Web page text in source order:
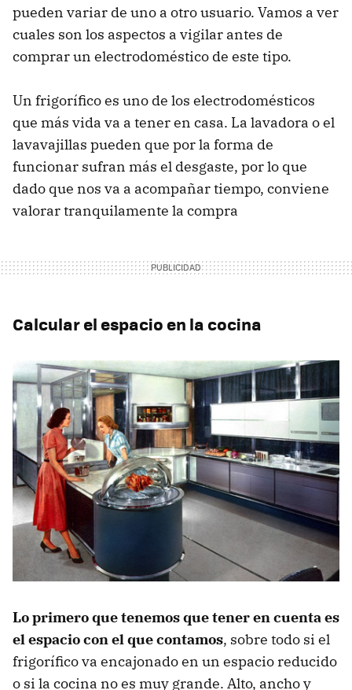
pueden variar de uno a otro usuario. Vamos a ver
cuales son los aspectos a vigilar antes de
comprar un electrodoméstico de este tipo.
Un frigorífico es uno de los electrodomésticos
que más vida va a tener en casa. La lavadora o el
lavavajillas pueden que por la forma de
funcionar sufran más el desgaste, por lo que
dado que nos va a acompañar tiempo, conviene
valorar tranquilamente la compra
Calcular el espacio en la cocina
Lo primero que tenemos que tener en cuenta es
el espacio con el que contamos, sobre todo si el
frigorífico va encajonado en un espacio reducido
o si la cocina no es muy grande. Alto, ancho y